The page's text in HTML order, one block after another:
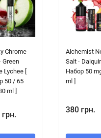
Chrome
Green
Lychee [
50 / 65
ml ]
Alchemist
Salt - Daiquiri
Набор 50
ml ]
380 грн.